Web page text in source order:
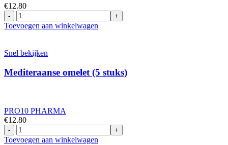
€12.80
Omelet
met
bieslook
stuks)
aantal
Toevoegen aan winkelwagen
Snel bekijken
Mediteraanse omelet (5 stuks)
PRO10 PHARMA
€12.80
Mediteraanse
omelet
Toevoegen aan winkelwagen